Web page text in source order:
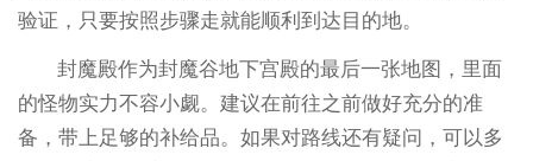
验证，只要按照步骤走就能顺利到达目的地。
封魔殿作为封魔谷地下宫殿的最后一张地图，里面
的怪物实力不容小觑。建议在前往之前做好充分的准
备，带上足够的补给品。如果对路线还有疑问，可以多